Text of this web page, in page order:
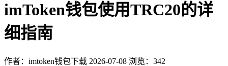
imToken钱包使用TRC20的详
细指南
作者：imtoken钱包下载 2026-07-08 浏览：342